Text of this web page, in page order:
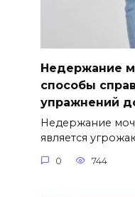
Недержание
способы
упражнений
Недержание
является
0 744